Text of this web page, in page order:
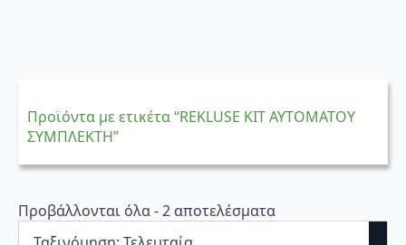
Προϊόντα με ετικέτα “REKLUSE ΚΙΤ ΑΥΤΟΜΑΤΟΥ
ΣΥΜΠΛΕΚΤΗ”
Προβάλλονται όλα - 2 αποτελέσματα